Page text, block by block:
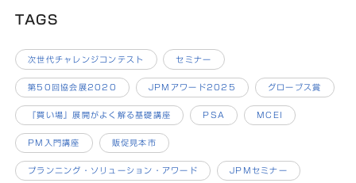
TAGS
次世代チャレンジコンテスト セミナー
第50回協会展2020 JPMアワード2025 グローブス賞
『買い場』展開がよく解る基礎講座 PSA MCEI
PM入門講座 販促見本市
プランニング・ソリューション・アワード JPMセミナー